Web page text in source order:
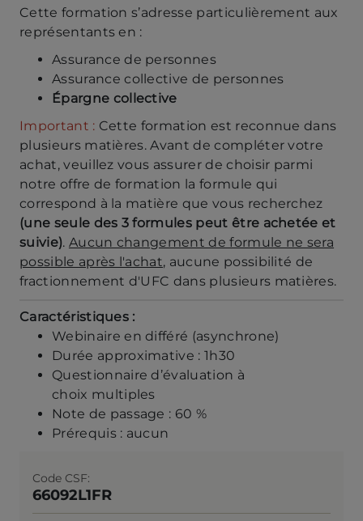
Cette formation s’adresse particulièrement aux
représentants en :
Assurance de personnes
Assurance collective de personnes
Épargne collective
Important : Cette formation est reconnue dans
plusieurs matières. Avant de compléter votre
achat, veuillez vous assurer de choisir parmi
notre offre de formation la formule qui
correspond à la matière que vous recherchez
(une seule des 3 formules peut être achetée et
suivie). Aucun changement de formule ne sera
possible après l'achat, aucune possibilité de
fractionnement d'UFC dans plusieurs matières.
Caractéristiques :
Webinaire en différé (asynchrone)
Durée approximative : 1h30
Questionnaire d’évaluation à
choix multiples
Note de passage : 60 %
Prérequis : aucun
Code CSF
66092L1FR